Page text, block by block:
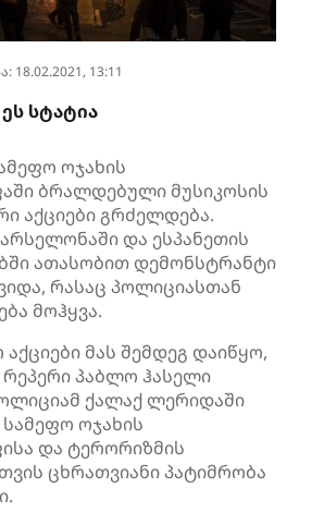
18.02.2021, 13:11
ᲡᲢᲐᲢᲘᲐ
ოჯახის
ბრალდებული მუსიკოსის
აქციები გრძელდება.
და ესპანეთის
ათასობით დემონსტრანტი
რასაც პოლიციასთან
მოჰყვა.
მას შემდეგ დაიწყო,
პაბლო ჰასელი
ქალაქ ლერიდაში
სამეფო ოჯახის
და ტერორიზმის
ცხრათვიანი პატიმრობა